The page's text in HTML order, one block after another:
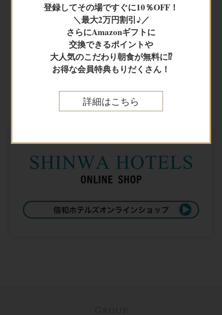
Online shop
オンラインショップ
レンタカー+宿泊
航空券＋宿泊
登録してその場ですぐに10％OFF！
＼最大2万円割引♪／
さらにAmazonギフトに
交換できるポイントや
大人気のこだわり朝食が無料に⁉
お得な会員特典もりだくさん！
詳細はこちら